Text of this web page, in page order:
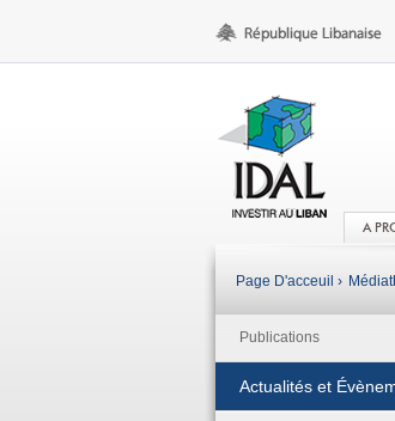
A
Page D'acceuil ›
Publications
Actualités et